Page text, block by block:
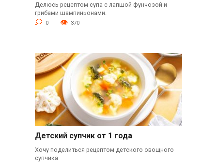
Делюсь рецептом супа с лапшой фунчозой и
грибами шампиньонами.
0 370
Детский супчик от 1 года
Хочу поделиться рецептом детского овощного
супчика